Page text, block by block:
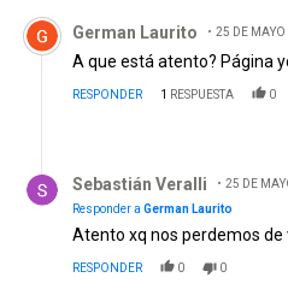
Comentario de German Laurito.
German Laurito 25 DE
A que está atento? Página
RESPONDER 1 RESPUESTA 0
Sebastián Veralli
25 DE
Responder a German Laurito
Atento xq nos perdemos de
RESPONDER 0 0